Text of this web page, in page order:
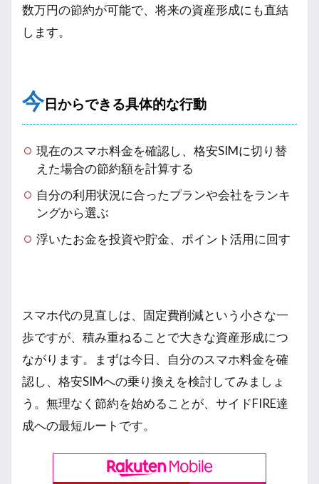
数万円の節約が可能で、将来の資産形成にも直結
します。
今日からできる具体的な行動
現在のスマホ料金を確認し、格安SIMに切り替
えた場合の節約額を計算する
自分の利用状況に合ったプランや会社をランキ
ングから選ぶ
浮いたお金を投資や貯金、ポイント活用に回す
スマホ代の見直しは、固定費削減という小さな一
歩ですが、積み重ねることで大きな資産形成につ
ながります。まずは今日、自分のスマホ料金を確
認し、格安SIMへの乗り換えを検討してみましょ
う。無理なく節約を始めることが、サイドFIRE達
成への最短ルートです。